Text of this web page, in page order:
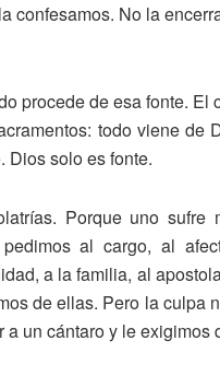
confesamos. No la
procede de esa fonte. El
todo viene de
Dios solo es fonte.
Porque uno
al cargo, al
a la familia, al
de ellas. Pero la culpa
un cántaro y le exigimos